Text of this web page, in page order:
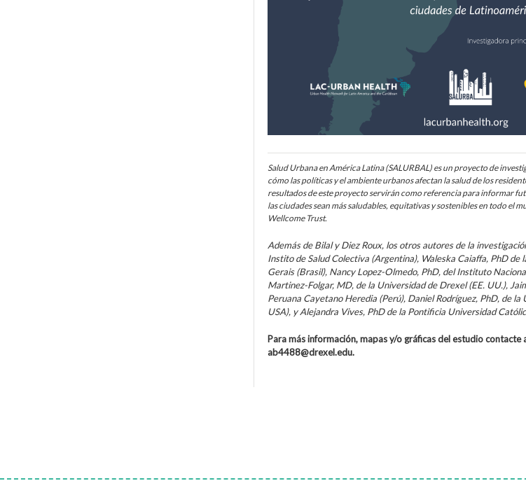
Salud Urbana en América Latina (SALURBAL) es un proyecto de
cómo las políticas y el ambiente urbanos afectan la salud de los
resultados de este proyecto servirán como referencia para informar
las ciudades sean más saludables, equitativas y sostenibles en todo el
Wellcome Trust.
Además de Bilal y Diez Roux, los otros autores de la
Instito de Salud Colectiva (Argentina), Waleska Caiaffa, PhD de
Gerais (Brasil), Nancy Lopez-Olmedo, PhD, del Instituto
Martinez-Folgar, MD, de la Universidad de Drexel (EE. UU.),
Peruana Cayetano Heredia (Perú), Daniel Rodríguez, PhD, de
USA), y Alejandra Vives, PhD de la Pontificia Universidad
Para más información, mapas y/o gráficas del estudio contacte
ab4488@drexel.edu.